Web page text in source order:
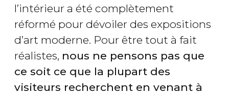
l’intérieur a été complètement
réformé pour dévoiler des expositions
d’art moderne. Pour être tout à fait
réalistes, nous ne pensons pas que
ce soit ce que la plupart des
visiteurs recherchent en venant à